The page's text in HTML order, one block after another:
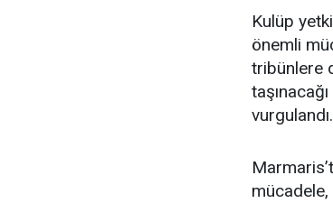
Kulüp
önemli
tribünlere
vurgulandı.